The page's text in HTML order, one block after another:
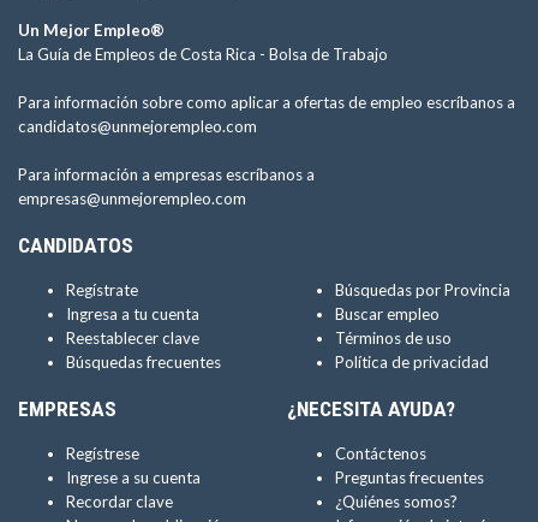
Un Mejor Empleo®
La Guía de Empleos de Costa Rica - Bolsa de Trabajo
Para información sobre como aplicar a ofertas de empleo escríbanos a
candidatos@unmejorempleo.com
Para información a empresas escríbanos a
empresas@unmejorempleo.com
CANDIDATOS
Regístrate
Ingresa a tu cuenta
Reestablecer clave
Búsquedas frecuentes
Búsquedas por Provincia
Buscar empleo
Términos de uso
Política de privacidad
EMPRESAS
Regístrese
Ingrese a su cuenta
Recordar clave
¿NECESITA AYUDA?
Contáctenos
Preguntas frecuentes
¿Quiénes somos?